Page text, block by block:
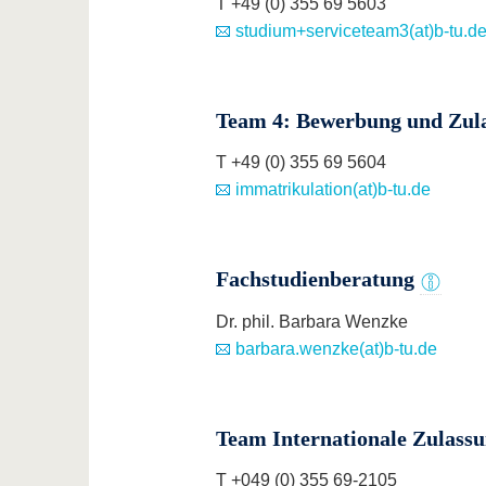
T +49 (0) 355 69 5603
studium+serviceteam3(at)b-tu.de
Team 4: Bewerbung und
T +49 (0) 355 69 5604
immatrikulation(at)b-tu.de
Fachstudienberatung
Dr. phil. Barbara Wenzke
barbara.wenzke(at)b-tu.de
Team Internationale
T +049 (0) 355 69-2105